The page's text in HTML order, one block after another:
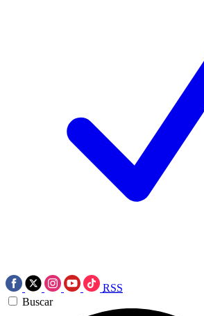
RSS
Buscar